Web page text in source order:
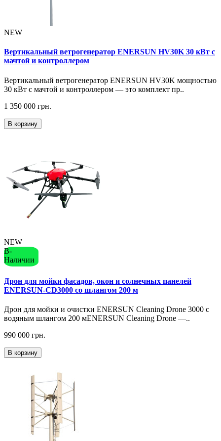
NEW
Вертикальный ветрогенератор ENERSUN HV30K 30 кВт с
мачтой и контроллером
Вертикальный ветрогенератор ENERSUN HV30K мощностью
30 кВт с мачтой и контроллером — это комплект пр..
1 350 000 грн.
В корзину
NEW
В-
Наличии
Дрон для мойки фасадов, окон и солнечных панелей
ENERSUN-CD3000 со шлангом 200 м
Дрон для мойки и очистки ENERSUN Cleaning Drone 3000 с
водяным шлангом 200 мENERSUN Cleaning Drone —..
990 000 грн.
В корзину